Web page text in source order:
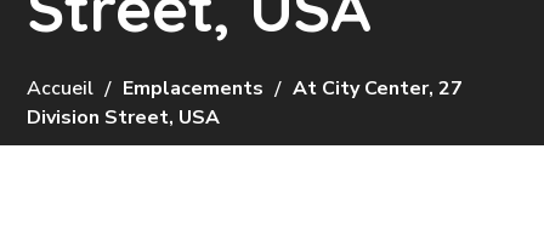
Accueil Emplacements
At City Center, 27
Division Street, USA